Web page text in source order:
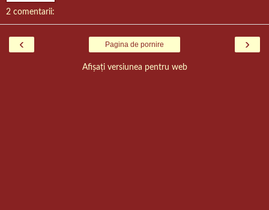
2 comentarii:
‹ ›
Pagina de pornire
Afișați versiunea pentru web